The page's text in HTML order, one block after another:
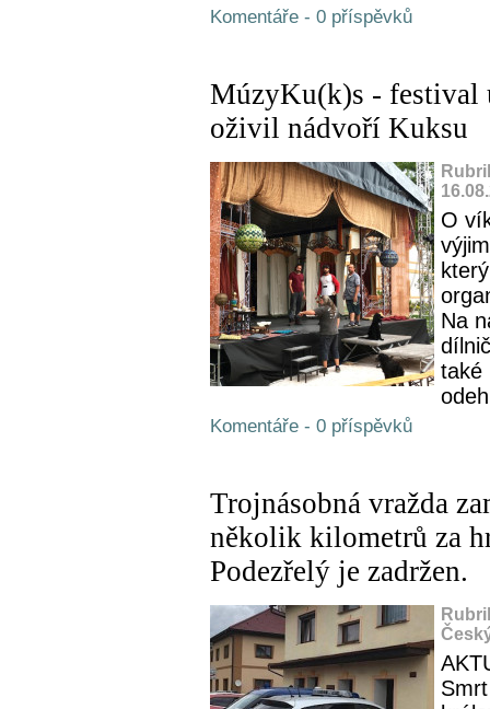
Komentáře - 0 příspěvků
MúzyKu(k)s - festival
oživil nádvoří Kuksu
O
Na
také
Komentáře - 0 příspěvků
Trojnásobná vražda
několik kilometrů za
Podezřelý je zadržen.